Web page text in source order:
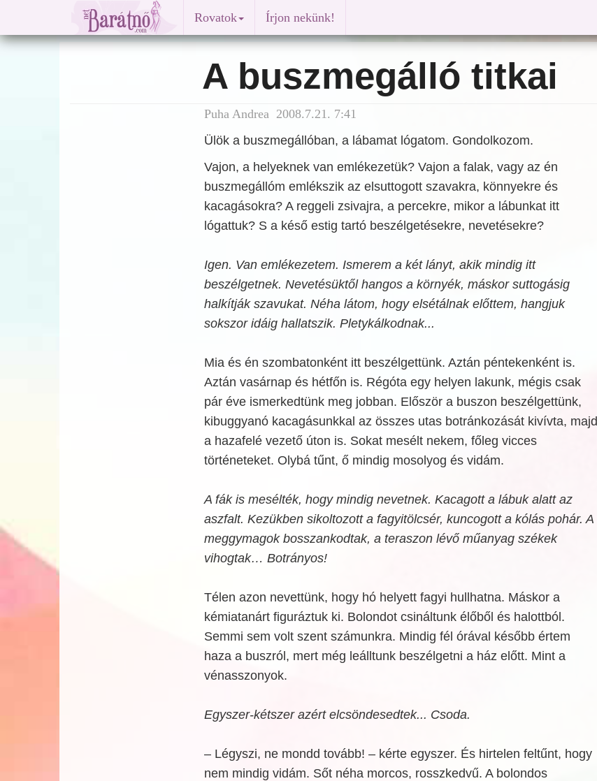
Rovatok Írjon nekünk!
A buszmegálló titkai
Puha Andrea 2008.7.21. 7:41
Ülök a buszmegállóban, a lábamat lógatom. Gondolkozom.
Vajon, a helyeknek van emlékezetük? Vajon a falak, vagy az én
buszmegállóm emlékszik az elsuttogott szavakra, könnyekre és
kacagásokra? A reggeli zsivajra, a percekre, mikor a lábunkat itt
lógattuk? S a késő estig tartó beszélgetésekre, nevetésekre?
Igen. Van emlékezetem. Ismerem a két lányt, akik mindig itt
beszélgetnek. Nevetésüktől hangos a környék, máskor suttogásig
halkítják szavukat. Néha látom, hogy elsétálnak előttem, hangjuk
sokszor idáig hallatszik. Pletykálkodnak...
Mia és én szombatonként itt beszélgettünk. Aztán péntekenként is.
Aztán vasárnap és hétfőn is. Régóta egy helyen lakunk, mégis csak
pár éve ismerkedtünk meg jobban. Először a buszon beszélgettünk,
kibuggyanó kacagásunkkal az összes utas botránkozását kivívta, majd
a hazafelé vezető úton is. Sokat mesélt nekem, főleg vicces
történeteket. Olybá tűnt, ő mindig mosolyog és vidám.
A fák is mesélték, hogy mindig nevetnek. Kacagott a lábuk alatt az
aszfalt. Kezükben sikoltozott a fagyitölcsér, kuncogott a kólás pohár. A
meggymagok bosszankodtak, a teraszon lévő műanyag székek
vihogtak… Botrányos!
Télen azon nevettünk, hogy hó helyett fagyi hullhatna. Máskor a
kémiatanárt figuráztuk ki. Bolondot csináltunk élőből és halottból.
Semmi sem volt szent számunkra. Mindig fél órával később értem
haza a buszról, mert még leálltunk beszélgetni a ház előtt. Mint a
vénasszonyok.
Egyszer-kétszer azért elcsöndesedtek... Csoda.
– Légyszi, ne mondd tovább! – kérte egyszer. És hirtelen feltűnt, hogy
nem mindig vidám. Sőt néha morcos, rosszkedvű. A bolondos